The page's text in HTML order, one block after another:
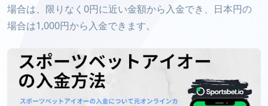
場合は、限りなく0円に近い金額から入金でき、日本円の
場合は1,000円から入金できます。